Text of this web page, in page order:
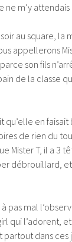
m’y attendais
au square, la
appellerons
son fils
de la classe
qu’elle en
de rien du
Mister T, il a 3
débrouillard,
pas mal
qui l’adorent, et
partout dans ces